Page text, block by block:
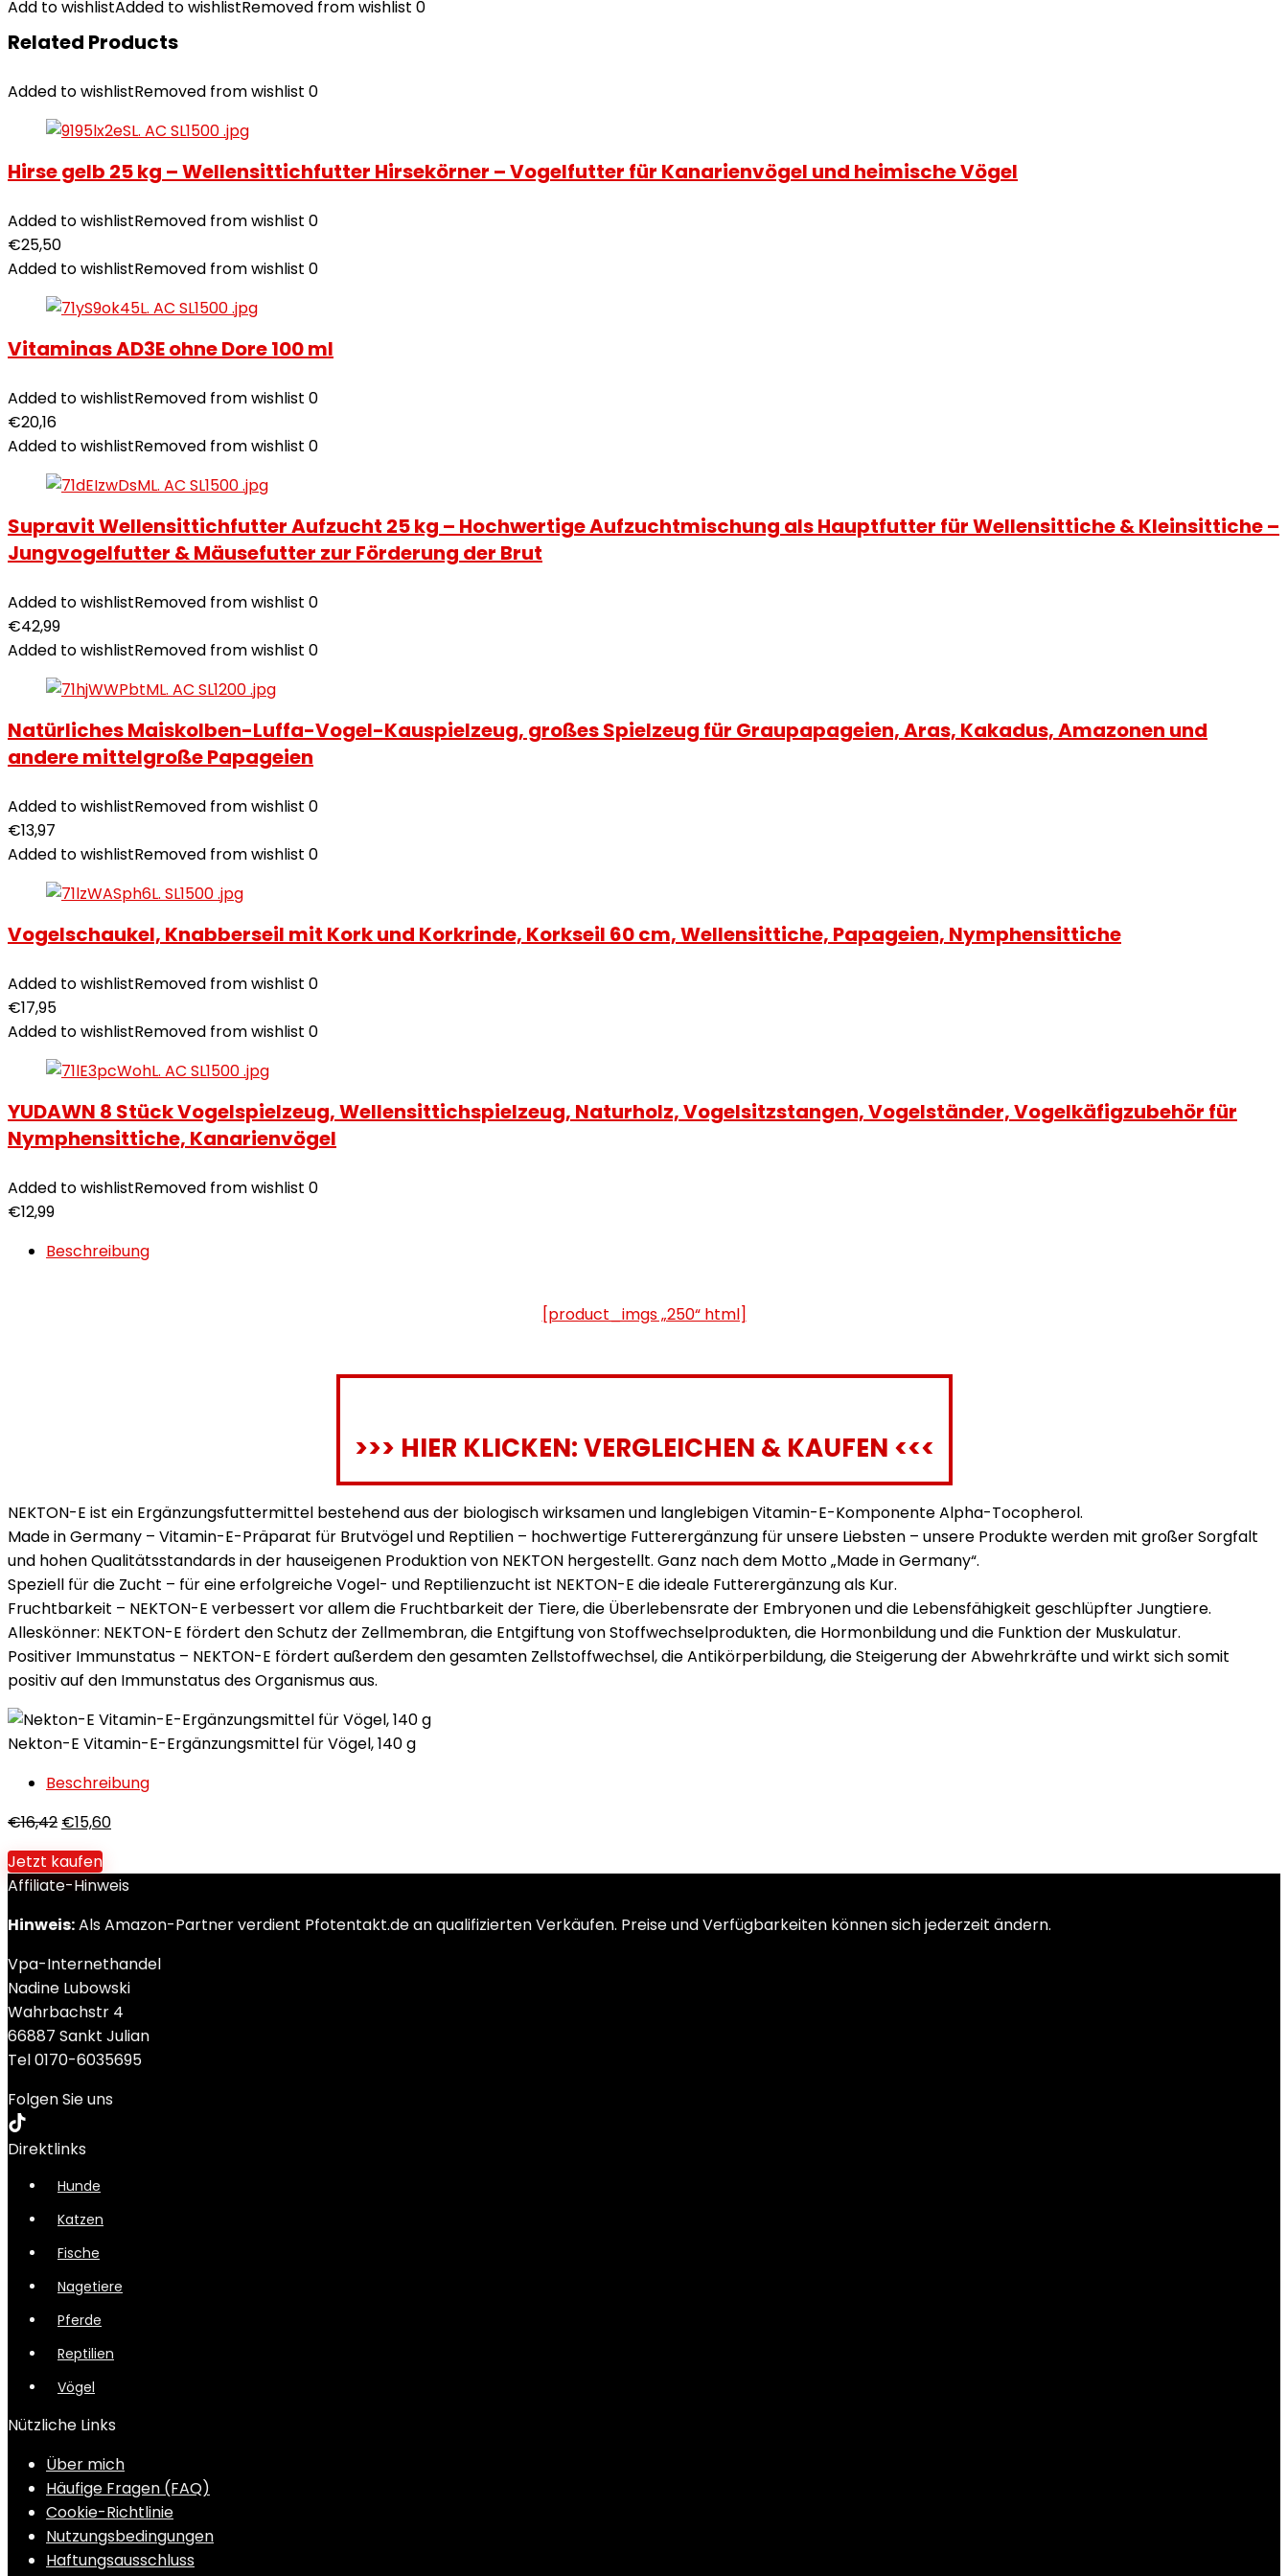
Add to wishlistAdded to wishlistRemoved from wishlist 0
Related Products
Added to wishlistRemoved from wishlist 0
Hirse gelb 25 kg – Wellensittichfutter Hirsekörner – Vogelfutter für Kanarienvögel und heimische Vögel
Added to wishlistRemoved from wishlist 0
€25,50
Added to wishlistRemoved from wishlist 0
Vitaminas AD3E ohne Dore 100 ml
Added to wishlistRemoved from wishlist 0
€20,16
Added to wishlistRemoved from wishlist 0
Supravit Wellensittichfutter Aufzucht 25 kg – Hochwertige Aufzuchtmischung als Hauptfutter für Wellensittiche & Kleinsittiche –
Jungvogelfutter & Mäusefutter zur Förderung der Brut
Added to wishlistRemoved from wishlist 0
€42,99
Added to wishlistRemoved from wishlist 0
Natürliches Maiskolben-Luffa-Vogel-Kauspielzeug, großes Spielzeug für Graupapageien, Aras, Kakadus, Amazonen und
andere mittelgroße Papageien
Added to wishlistRemoved from wishlist 0
€13,97
Added to wishlistRemoved from wishlist 0
Vogelschaukel, Knabberseil mit Kork und Korkrinde, Korkseil 60 cm, Wellensittiche, Papageien, Nymphensittiche
Added to wishlistRemoved from wishlist 0
€17,95
Added to wishlistRemoved from wishlist 0
YUDAWN 8 Stück Vogelspielzeug, Wellensittichspielzeug, Naturholz, Vogelsitzstangen, Vogelständer, Vogelkäfigzubehör für
Nymphensittiche, Kanarienvögel
Added to wishlistRemoved from wishlist 0
€12,99
Beschreibung
[product_imgs „250“ html]
>>> HIER KLICKEN: VERGLEICHEN & KAUFEN <<<
NEKTON-E ist ein Ergänzungsfuttermittel bestehend aus der biologisch wirksamen und langlebigen Vitamin-E-Komponente Alpha-Tocopherol.
Made in Germany – Vitamin-E-Präparat für Brutvögel und Reptilien – hochwertige Futterergänzung für unsere Liebsten – unsere Produkte werden mit großer Sorgfalt
und hohen Qualitätsstandards in der hauseigenen Produktion von NEKTON hergestellt. Ganz nach dem Motto „Made in Germany“.
Speziell für die Zucht – für eine erfolgreiche Vogel- und Reptilienzucht ist NEKTON-E die ideale Futterergänzung als Kur.
Fruchtbarkeit – NEKTON-E verbessert vor allem die Fruchtbarkeit der Tiere, die Überlebensrate der Embryonen und die Lebensfähigkeit geschlüpfter Jungtiere.
Alleskönner: NEKTON-E fördert den Schutz der Zellmembran, die Entgiftung von Stoffwechselprodukten, die Hormonbildung und die Funktion der Muskulatur.
Positiver Immunstatus – NEKTON-E fördert außerdem den gesamten Zellstoffwechsel, die Antikörperbildung, die Steigerung der Abwehrkräfte und wirkt sich somit
positiv auf den Immunstatus des Organismus aus.
Nekton-E Vitamin-E-Ergänzungsmittel für Vögel, 140 g
Beschreibung
€16,42 €15,60
Jetzt kaufen
Affiliate-Hinweis
Hinweis:Als Amazon-Partner verdient Pfotentakt.de an qualifizierten Verkäufen. Preise und Verfügbarkeiten können sich jederzeit ändern.
Vpa-Internethandel
Nadine Lubowski
Wahrbachstr 4
66887 Sankt Julian
Tel 0170-6035695
Folgen Sie uns
Direktlinks
Hunde
Katzen
Fische
Nagetiere
Pferde
Reptilien
Vögel
Nützliche Links
Über mich
Häufige Fragen (FAQ)
Cookie-Richtlinie
Nutzungsbedingungen
Haftungsausschluss